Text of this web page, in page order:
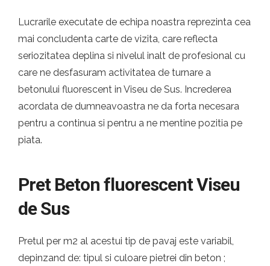
Lucrarile executate de echipa noastra reprezinta cea
mai concludenta carte de vizita, care reflecta
seriozitatea deplina si nivelul inalt de profesional cu
care ne desfasuram activitatea de turnare a
betonului fluorescent in Viseu de Sus. Increderea
acordata de dumneavoastra ne da forta necesara
pentru a continua si pentru a ne mentine pozitia pe
piata.
Pret Beton fluorescent Viseu
de Sus
Pretul per m2 al acestui tip de pavaj este variabil,
depinzand de: tipul si culoare pietrei din beton ;